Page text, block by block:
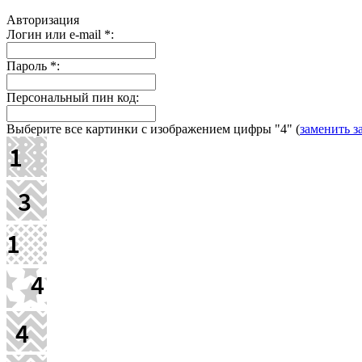
Авторизация
Логин или e-mail *:
Пароль *:
Персональный пин код:
Выберите все картинки с изображением цифры "4" (заменить